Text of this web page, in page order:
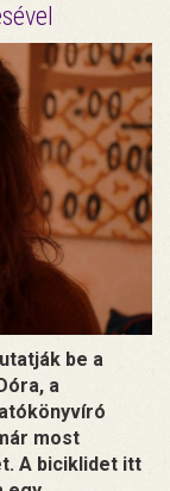
be a
a
most
A biciklidet itt